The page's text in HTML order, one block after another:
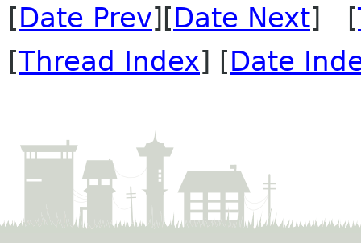
[Date Prev][Date Next] [
[Thread Index] [Date